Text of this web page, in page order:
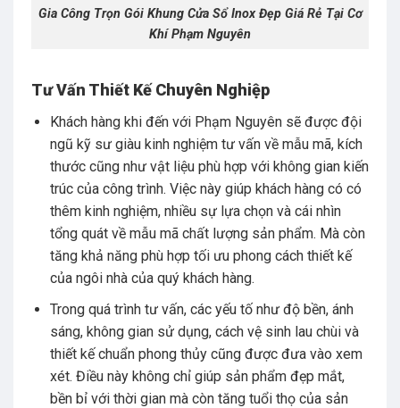
Gia Công Trọn Gói Khung Cửa Sổ Inox Đẹp Giá Rẻ Tại Cơ
Khí Phạm Nguyên
Tư Vấn Thiết Kế Chuyên Nghiệp
Khách hàng khi đến với Phạm Nguyên sẽ được đội
ngũ kỹ sư giàu kinh nghiệm tư vấn về mẫu mã, kích
thước cũng như vật liệu phù hợp với không gian kiến
trúc của công trình. Việc này giúp khách hàng có có
thêm kinh nghiệm, nhiều sự lựa chọn và cái nhìn
tổng quát về mẫu mã chất lượng sản phẩm. Mà còn
tăng khả năng phù hợp tối ưu phong cách thiết kế
của ngôi nhà của quý khách hàng.
Trong quá trình tư vấn, các yếu tố như độ bền, ánh
sáng, không gian sử dụng, cách vệ sinh lau chùi và
thiết kế chuẩn phong thủy cũng được đưa vào xem
xét. Điều này không chỉ giúp sản phẩm đẹp mắt,
bền bỉ với thời gian mà còn tăng tuổi thọ của sản